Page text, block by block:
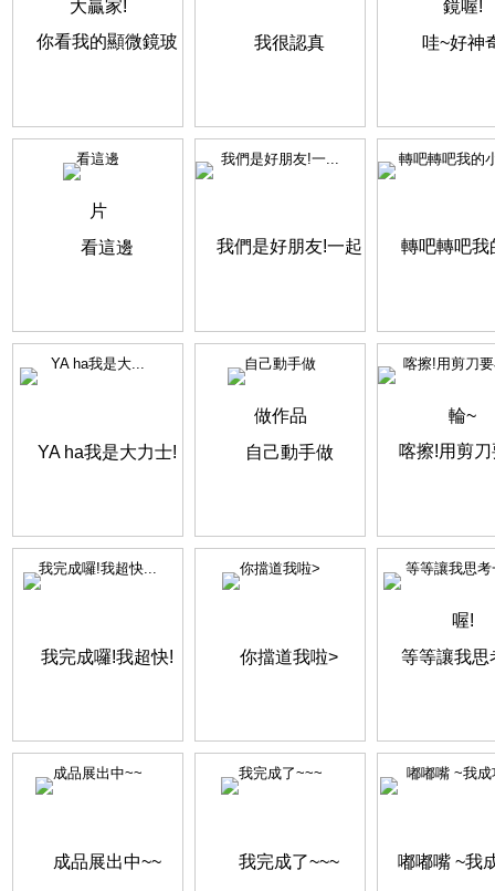
看這邊 我們是好朋友!一... 轉吧轉吧我的
YA ha我是大... 自己動手做 喀擦!用剪刀
我完成囉!我超快... 你擋道我啦> 等等讓我思考
成品展出中~~ 我完成了~~~ 嘟嘟嘴 ~我成